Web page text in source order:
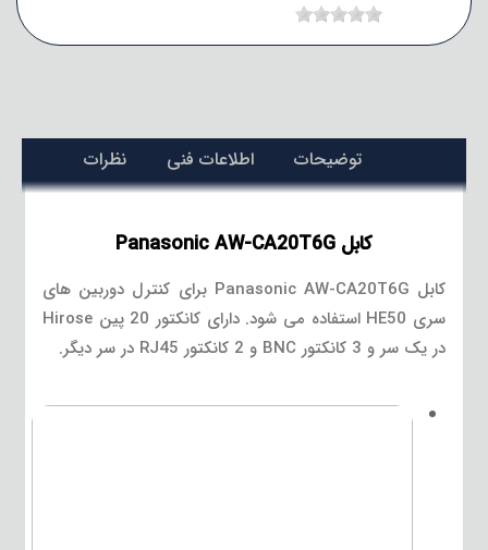
توضیحات اطلاعات فنی نظرات
کابل Panasonic AW-CA20T6G
کابل Panasonic AW-CA20T6G برای کنترل دوربین های
سری HE50 استفاده می شود. دارای کانکتور 20 پین Hirose
در یک سر و 3 کانکتور BNC و 2 کانکتور RJ45 در سر دیگر.